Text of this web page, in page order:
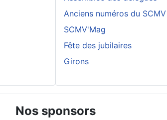
Anciens numéros du
SCMV'Mag
Fête des jubilaires
Girons
Nos sponsors